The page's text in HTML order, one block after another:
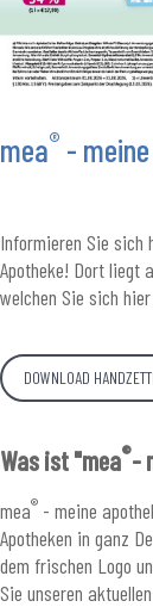
mea® -
Informieren Sie sich
Apotheke! Dort liegt
welchen Sie sich
DOWNLOAD
Was ist "mea®-
mea® - meine
Apotheken in ganz
dem frischen Logo
Sie unseren